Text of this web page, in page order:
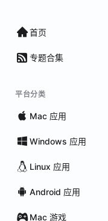
首页
专题合集
平台分类
Mac 应用
Windows 应用
Linux 应用
Android 应用
Mac 游戏